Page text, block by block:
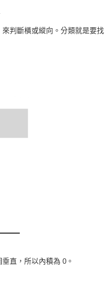
判斷橫或縱向。分類就是要找
直，所以內積為 0。